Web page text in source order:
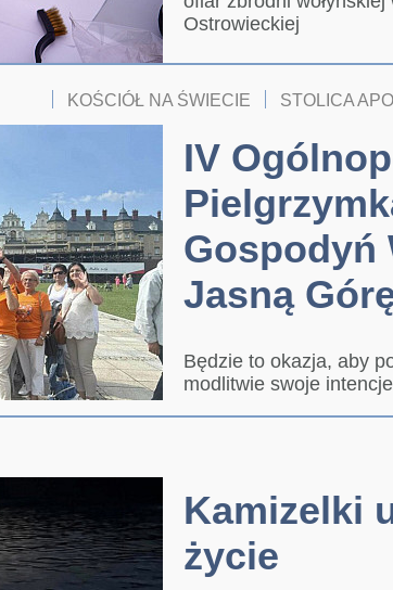
Ostrowieckiej
STOLICA
KOŚCIÓŁ NA ŚWIECIE
IV
Gospodyń
Jasną
Będzie to okazja, aby
modlitwie swoje intencje
Kamizelki
życie